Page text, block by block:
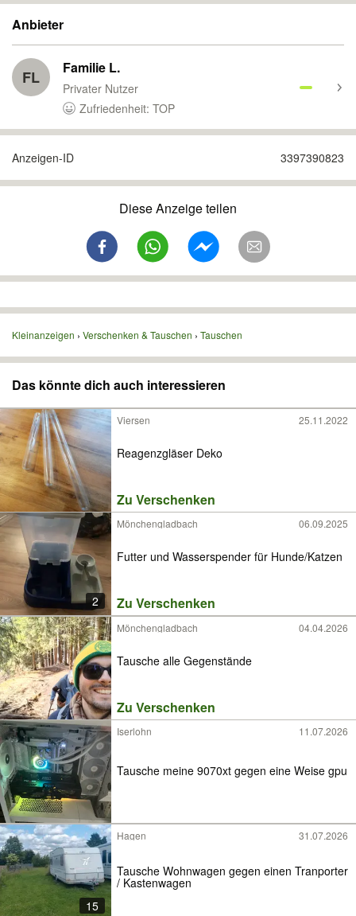
Anbieter
FL Familie L.
Privater Nutzer
Zufriedenheit: TOP
Anzeigen-ID 3397390823
Diese Anzeige teilen
Kleinanzeigen Verschenken & Tauschen Tauschen
Das könnte dich auch interessieren
Viersen 25.11.2022
Reagenzgläser Deko
Zu Verschenken
2
Mönchengladbach 06.09.2025
Futter und Wasserspender für Hunde/Katzen
Zu Verschenken
Mönchengladbach 04.04.2026
Tausche alle Gegenstände
Zu Verschenken
Iserlohn 11.07.2026
Tausche meine 9070xt gegen eine Weise gpu
15
Hagen 31.07.2026
Tausche Wohnwagen gegen einen Tranporter
/ Kastenwagen